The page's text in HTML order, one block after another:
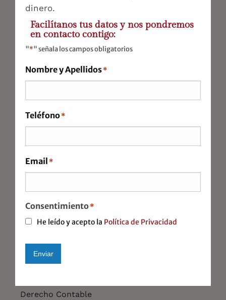
Traslado de Empresas
Extranjería
Derecho Mercantil y Societario
Derecho Contable
dinero.
Facilítanos tus datos y nos pondremos
en contacto contigo:
"*" señala los campos obligatorios
Nombre y Apellidos*
Teléfono*
Email *
Consentimiento*
He leído y acepto la Política de Privacidad
Enviar